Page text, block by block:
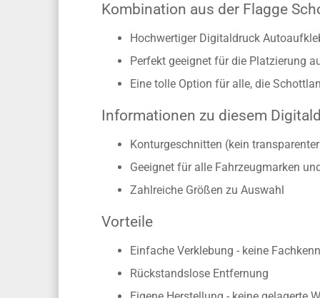
Kombination aus der Flagge
Hochwertiger Digitaldruck
Perfekt geeignet für die Platzierung
Eine tolle Option für alle, die
Informationen zu diesem
Konturgeschnitten (kein
Geeignet für alle Fahrzeugmarken
Zahlreiche Größen zu Auswahl
Vorteile
Einfache Verklebung - keine
Rückstandslose Entfernung